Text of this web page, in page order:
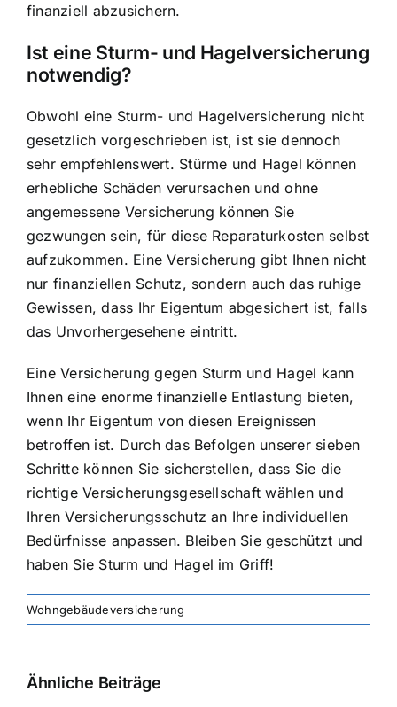
finanziell abzusichern.
Ist eine Sturm- und Hagelversicherung
notwendig?
Obwohl eine Sturm- und Hagelversicherung nicht
gesetzlich vorgeschrieben ist, ist sie dennoch
sehr empfehlenswert. Stürme und Hagel können
erhebliche Schäden verursachen und ohne
angemessene Versicherung können Sie
gezwungen sein, für diese Reparaturkosten selbst
aufzukommen. Eine Versicherung gibt Ihnen nicht
nur finanziellen Schutz, sondern auch das ruhige
Gewissen, dass Ihr Eigentum abgesichert ist, falls
das Unvorhergesehene eintritt.
Eine Versicherung gegen Sturm und Hagel kann
Ihnen eine enorme finanzielle Entlastung bieten,
wenn Ihr Eigentum von diesen Ereignissen
betroffen ist. Durch das Befolgen unserer sieben
Schritte können Sie sicherstellen, dass Sie die
richtige Versicherungsgesellschaft wählen und
Ihren Versicherungsschutz an Ihre individuellen
Bedürfnisse anpassen. Bleiben Sie geschützt und
haben Sie Sturm und Hagel im Griff!
Wohngebäudeversicherung
Ähnliche Beiträge